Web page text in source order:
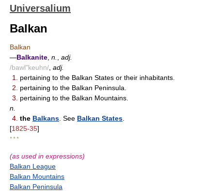
Universalium
Balkan
Balkan
—Balkanite n.
adj.
/bawl"keuhn/ adj.
1.
pertaining to the Balkan States or their inhabitants.
2.
pertaining to the Balkan Peninsula.
3.
pertaining to the Balkan Mountains.
n.
4. the Balkans . See Balkan States
[1825-35]
* * *
(as used in expressions)
Balkan League
Balkan Mountains
Balkan Peninsula